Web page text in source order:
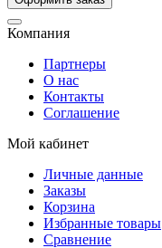
Компания
Партнеры
О нас
Контакты
Соглашение
Мой кабинет
Личные данные
Заказы
Корзина
Избранные товары
Сравнение